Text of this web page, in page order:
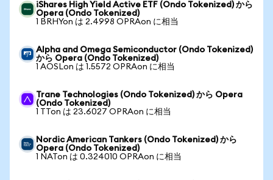
iShares High Yield Active ETF (Ondo Tokenized) から
Opera (Ondo Tokenized)
1 BRHYon は 2.4998 OPRAon に相当
Alpha and Omega Semiconductor (Ondo Tokenized)
から Opera (Ondo Tokenized)
1 AOSLon は 1.5572 OPRAon に相当
Trane Technologies (Ondo Tokenized) から Opera
(Ondo Tokenized)
1 TTon は 23.6027 OPRAon に相当
Nordic American Tankers (Ondo Tokenized) から
Opera (Ondo Tokenized)
1 NATon は 0.324010 OPRAon に相当